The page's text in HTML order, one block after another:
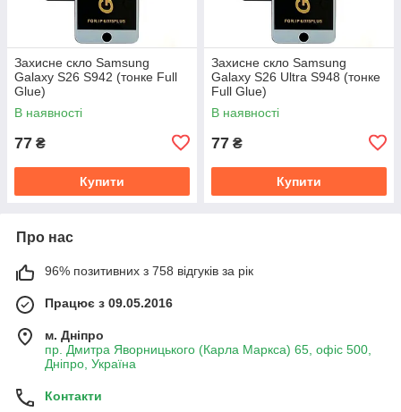
Захисне скло Samsung
Galaxy S26 S942 (тонке Full
Glue)
В наявності
77 ₴
Купити
Захисне скло Samsung
Galaxy S26 Ultra S948 (тонке
Full Glue)
В наявності
77 ₴
Купити
Про нас
96% позитивних з 758 відгуків за рік
Працює з 09.05.2016
м. Дніпро
пр. Дмитра Яворницького (Карла Маркса) 65, офіс 500,
Дніпро, Україна
Контакти